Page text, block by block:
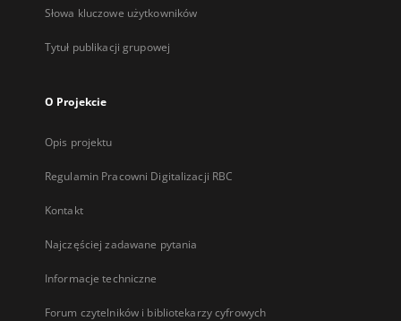
Słowa kluczowe użytkowników
Tytuł publikacji grupowej
O Projekcie
Opis projektu
Regulamin Pracowni Digitalizacji RBC
Kontakt
Najczęściej zadawane pytania
Informacje techniczne
Forum czytelników i bibliotekarzy cyfrowych